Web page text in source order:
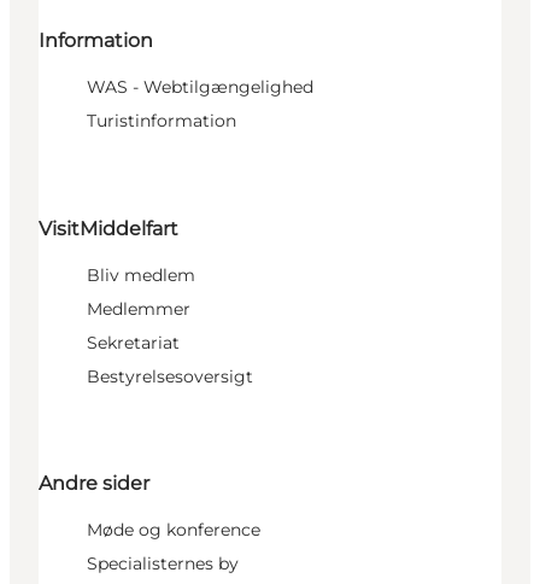
Information
WAS - Webtilgængelighed
Turistinformation
VisitMiddelfart
Bliv medlem
Medlemmer
Sekretariat
Bestyrelsesoversigt
Andre sider
Møde og konference
Specialisternes by